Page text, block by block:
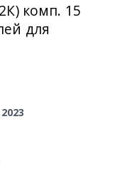
комп. 15
для